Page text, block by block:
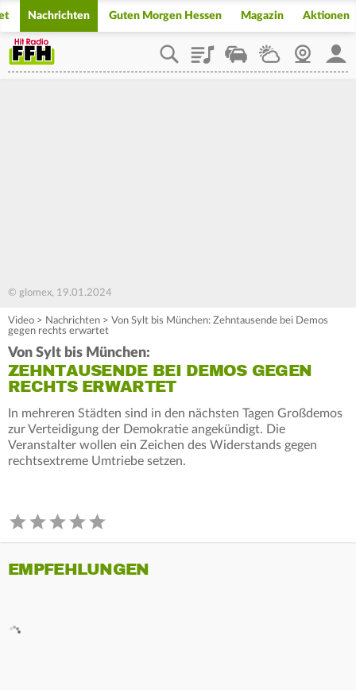
Nachrichten Guten Morgen Hessen Magazin Aktionen
PlaylistStaupilotWetterWebcam
© glomex, 19.01.2024
Video > Nachrichten > Von Sylt bis München: Zehntausende bei Demos
gegen rechts erwartet
Von Sylt bis München:
ZEHNTAUSENDE BEI DEMOS GEGEN
RECHTS ERWARTET
In mehreren Städten sind in den nächsten Tagen Großdemos
zur Verteidigung der Demokratie angekündigt. Die
Veranstalter wollen ein Zeichen des Widerstands gegen
rechtsextreme Umtriebe setzen.
EMPFEHLUNGEN